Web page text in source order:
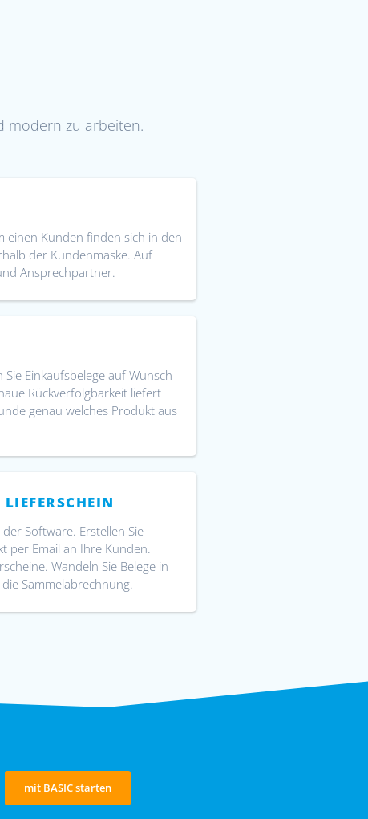
modern zu arbeiten.
Kunden finden sich in den
der Kundenmaske. Auf
Ansprechpartner.
Einkaufsbelege auf Wunsch
Rückverfolgbarkeit liefert
genau welches Produkt aus
Software. Erstellen Sie
per Email an Ihre Kunden.
Wandeln Sie Belege in
Sammelabrechnung.
mit BASIC starten